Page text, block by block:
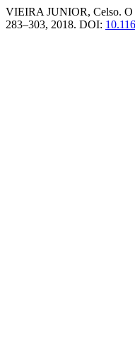
VIEIRA JUNIOR, Celso. O
283–303, 2018. DOI: